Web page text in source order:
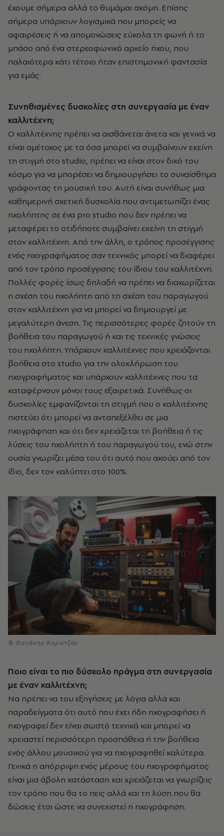
έχουμε σήμερα αλλά το θυμάμαι ακόμη. Επίσης
σήμερα υπάρχουν λογισμικά που μπορείς να
αφαιρέσεις ή να απομονώσεις εύκολα τη φωνή ή το
μπάσο από ένα στερεοφωνικό αρχείο ήχου, που
παλαιότερα κάτι τέτοιο ήταν επιστημονική φαντασία
για εμάς.
Συνηθισμένες δυσκολίες στη συνεργασία με έναν
καλλιτέχνη;
Ο καλλιτέχνης πρέπει να αισθάνεται άνετα και γενικά να
είναι αμέτοχος με τα όσα μπορεί να συμβαίνουν εκείνη
τη στιγμή στο studio, πρέπει να είναι στον δικό του
κόσμο για να μπορέσει να δημιουργήσει το συναίσθημα
γράφοντας τη μουσική του. Αυτή είναι συνήθως μια
καθημερινή σχετική δυσκολία που αντιμετωπίζει ένας
ηχολήπτης σε ένα pro studio που δεν πρέπει να
μεταφέρει το οτιδήποτε συμβαίνει εκείνη τη στιγμή
στον καλλιτέχνη. Από την άλλη, ο τρόπος προσέγγισης
ενός ηχογραφήματος σαν τεχνικός μπορεί να διαφέρει
από τον τρόπο προσέγγισης του ίδιου του καλλιτέχνη.
Πολλές φορές ίσως δηλαδή να πρέπει να διαχωρίζεται
η σχέση του ηχολήπτη από τη σχέση του παραγωγού
στον καλλιτέχνη για να μπορεί να δημιουργεί με
μεγαλύτερη άνεση. Τις περισσότερες φορές ζητούν τη
βοήθεια του παραγωγού ή και τις τεχνικές γνώσεις
του ηχολήπτη. Υπάρχουν καλλιτέχνες που χρειάζονται
βοήθεια στο studio για την ολοκλήρωση του
ηχογραφήματος και υπάρχουν καλλιτέχνες που τα
καταφέρνουν μόνοι τους εξαιρετικά. Συνήθως οι
δυσκολίες εμφανίζονται τη στιγμή που ο καλλιτέχνης
πιστεύει ότι μπορεί να ανταπεξέλθει σε μια
ηχογράφηση και ότι δεν χρειάζεται τη βοήθεια ή τις
λύσεις του ηχολήπτη ή του παραγωγού του, ενώ στην
ουσία γνωρίζει μέσα του ότι αυτό που ακούει από τον
ίδιο, δεν τον καλύπτει στο 100%.
© Θανάσης Καρατζάς
Ποιο είναι το πιο δύσκολο πράγμα στη συνεργασία
με έναν καλλιτέχνη;
Να πρέπει να του εξηγήσεις με λόγια αλλά και
παραδείγματα ότι αυτό που έχει ήδη ηχογραφήσει ή
ηχογραφεί δεν είναι σωστό τεχνικά και μπορεί να
χρειαστεί περισσότερη προσπάθεια ή την βοήθεια
ενός άλλου μουσικού για να ηχογραφηθεί καλύτερα.
Γενικά η απόρριψη ενός μέρους του ηχογραφήματος
είναι μια άβολη κατάσταση και χρειάζεται να γνωρίζεις
τον τρόπο που θα το πεις αλλά και τη λύση που θα
δώσεις έτσι ώστε να συνεχιστεί η ηχογράφηση.